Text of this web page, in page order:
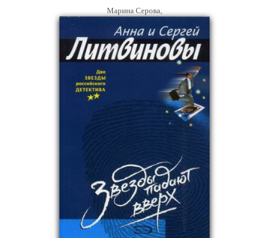
Марина Серова,